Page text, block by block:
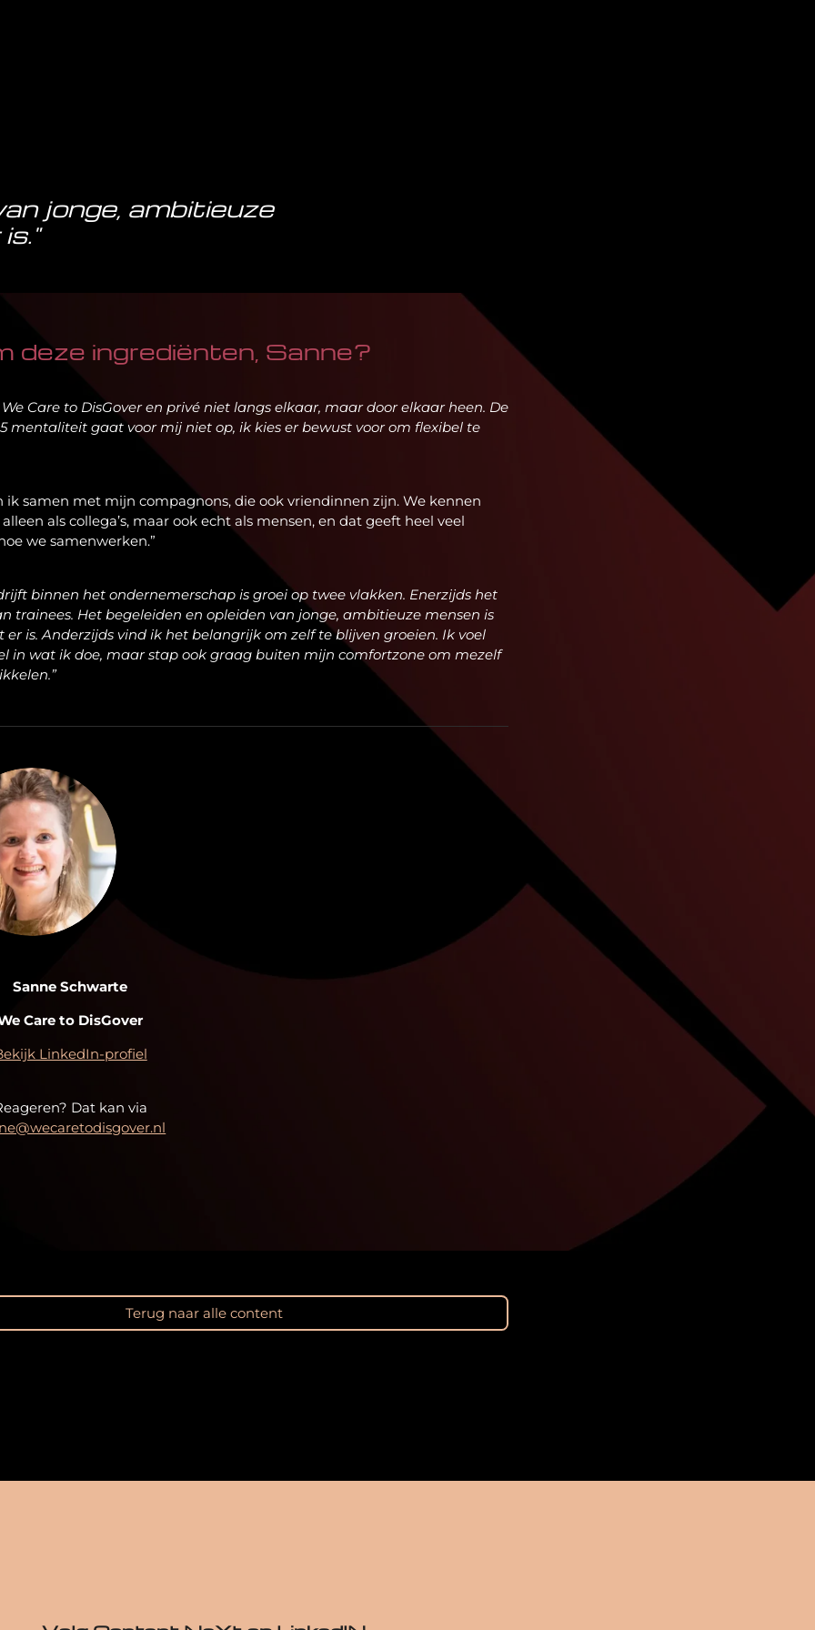
jonge, ambitieuze
deze ingrediënten, Sanne?
Care to DisGover en privé niet langs elkaar, maar door elkaar heen. De
mentaliteit gaat voor mij niet op, ik kies er bewust voor om flexibel te
ik samen met mijn compagnons, die ook vriendinnen zijn. We kennen
als collega’s, maar ook echt als mensen, en dat geeft heel veel
we samenwerken.”
binnen het ondernemerschap is groei op twee vlakken. Enerzijds het
trainees. Het begeleiden en opleiden van jonge, ambitieuze mensen is
er is. Anderzijds vind ik het belangrijk om zelf te blijven groeien. Ik voel
in wat ik doe, maar stap ook graag buiten mijn comfortzone om mezelf
Sanne Schwarte
Care to DisGover
LinkedIn-profiel
Dat kan via
Terug naar alle content